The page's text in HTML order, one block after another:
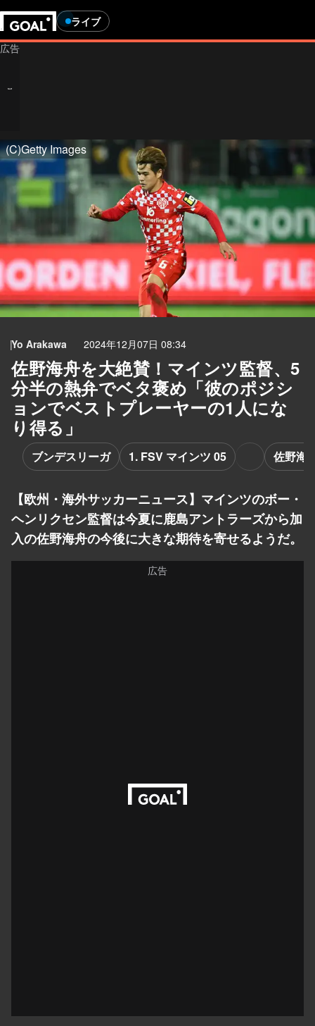
ライブ
(C)Getty Images
Yo Arakawa 2024年12月07日 08:34
佐野海舟を大絶賛！マインツ監督、5
分半の熱弁でベタ褒め「彼のポジシ
ョンでベストプレーヤーの1人にな
り得る」
ブンデスリーガ 1. FSV マインツ 05 佐野海
【欧州・海外サッカーニュース】マインツのボー・
ヘンリクセン監督は今夏に鹿島アントラーズから加
入の佐野海舟の今後に大きな期待を寄せるようだ。